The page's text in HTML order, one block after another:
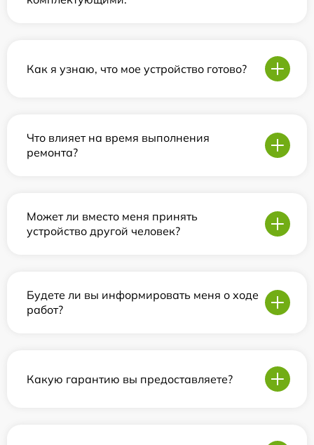
Как я узнаю, что мое устройство готово?
Что влияет на время выполнения
ремонта?
Может ли вместо меня принять
устройство другой человек?
Будете ли вы информировать меня о ходе
работ?
Какую гарантию вы предоставляете?